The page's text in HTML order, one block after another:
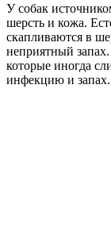
У собак
шерсть и кожа.
скапливаются в
неприятный
которые иногда
инфекцию и запах.